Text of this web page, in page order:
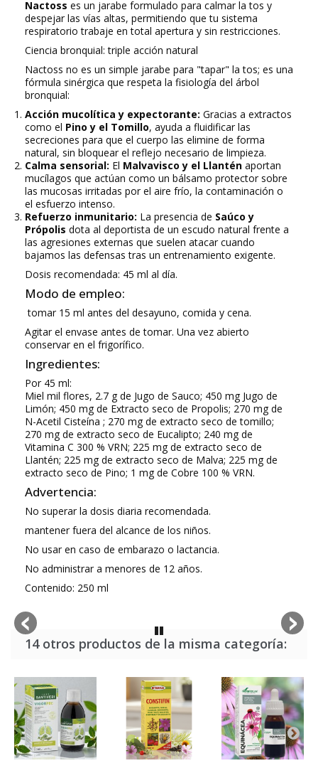
Nactoss es un jarabe formulado para calmar la tos y
despejar las vías altas, permitiendo que tu sistema
respiratorio trabaje en total apertura y sin restricciones.
Ciencia bronquial: triple acción natural
Nactoss no es un simple jarabe para "tapar" la tos; es una
fórmula sinérgica que respeta la fisiología del árbol
bronquial:
Acción mucolítica y expectorante: Gracias a extractos
como el Pino y el Tomillo, ayuda a fluidificar las
secreciones para que el cuerpo las elimine de forma
natural, sin bloquear el reflejo necesario de limpieza.
Calma sensorial: El Malvavisco y el Llantén aportan
mucílagos que actúan como un bálsamo protector sobre
las mucosas irritadas por el aire frío, la contaminación o
el esfuerzo intenso.
Refuerzo inmunitario: La presencia de Saúco y
Própolis dota al deportista de un escudo natural frente a
las agresiones externas que suelen atacar cuando
bajamos las defensas tras un entrenamiento exigente.
Dosis recomendada: 45 ml al día.
Modo de empleo:
tomar 15 ml antes del desayuno, comida y cena.
Agitar el envase antes de tomar. Una vez abierto
conservar en el frigorífico.
Ingredientes:
Por 45 ml:
Miel mil flores, 2.7 g de Jugo de Sauco; 450 mg Jugo de
Limón; 450 mg de Extracto seco de Propolis; 270 mg de
N-Acetil Cisteína ; 270 mg de extracto seco de tomillo;
270 mg de extracto seco de Eucalipto; 240 mg de
Vitamina C 300 % VRN; 225 mg de extracto seco de
Llantén; 225 mg de extracto seco de Malva; 225 mg de
extracto seco de Pino; 1 mg de Cobre 100 % VRN.
Advertencia:
No superar la dosis diaria recomendada.
mantener fuera del alcance de los niños.
No usar en caso de embarazo o lactancia.
No administrar a menores de 12 años.
Contenido: 250 ml
14 otros productos de la misma categoría: